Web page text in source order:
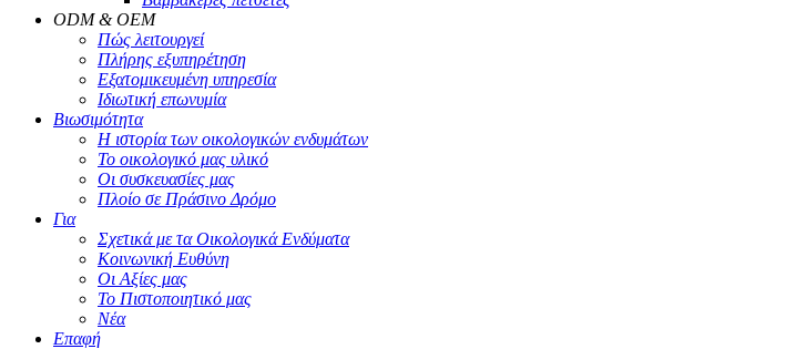
ODM & OEM
Πώς λειτουργεί
Πλήρης εξυπηρέτηση
Εξατομικευμένη υπηρεσία
Ιδιωτική επωνυμία
Βιωσιμότητα
Η ιστορία των οικολογικών ενδυμάτων
Το οικολογικό μας υλικό
Οι συσκευασίες μας
Πλοίο σε Πράσινο Δρόμο
Για
Σχετικά με τα Οικολογικά Ενδύματα
Κοινωνική Ευθύνη
Οι Αξίες μας
Το Πιστοποιητικό μας
Νέα
Επαφή